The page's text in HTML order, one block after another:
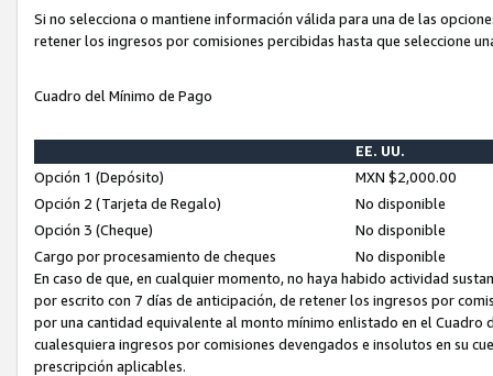
Si no selecciona o mantiene información válida para una de las
retener los ingresos por comisiones percibidas hasta que seleccione
Cuadro del Mínimo de Pago
EE. UU.
Opción 1 (Depósito)
MXN $2,000.00
Opción 2 (Tarjeta de Regalo)
No disponible
Opción 3 (Cheque)
No disponible
Cargo por procesamiento de cheques
No disponible
En caso de que, en cualquier momento, no haya habido actividad
por escrito con 7 días de anticipación, de retener los ingresos por
por una cantidad equivalente al monto mínimo enlistado en el
cualesquiera ingresos por comisiones devengados e insolutos en su
prescripción aplicables.